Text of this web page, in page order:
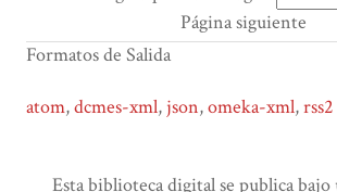
Página siguiente
Formatos de Salida
atom,dcmes-xml, json,omeka-xml,rss2
Esta biblioteca digital se publica bajo